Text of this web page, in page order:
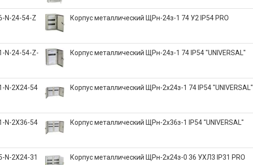
N-24-54-Z
Корпус металлический ЩРн-24з-1 74 У2 IP54 PRO
N-24-54-Z-
Корпус металлический ЩРн-24з-1 74 IP54 "UNIVERSAL"
N-2X24-54
Корпус металлический ЩРн-2х24з-1 74 IP54 "UNIVERSAL"
N-2X36-54
Корпус металлический ЩРн-2х36з-1 IP54 "UNIVERSAL"
N-2X24-31
Корпус металлический ЩРн-2x24з-0 36 УХЛ3 IP31 PRO